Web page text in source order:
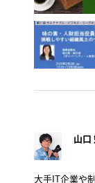
山口
大手IT企業や